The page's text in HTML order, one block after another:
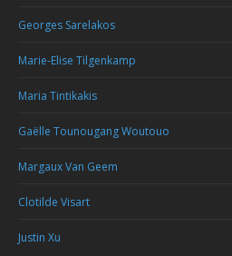
Georges Sarelakos
Marie-Elise Tilgenkamp
Maria Tintikakis
Gaëlle Tounougang Woutouo
Margaux Van Geem
Clotilde Visart
Justin Xu